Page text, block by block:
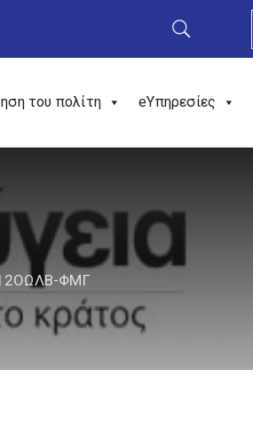
του πολίτη eΥπηρεσίες
ΦΜΓ